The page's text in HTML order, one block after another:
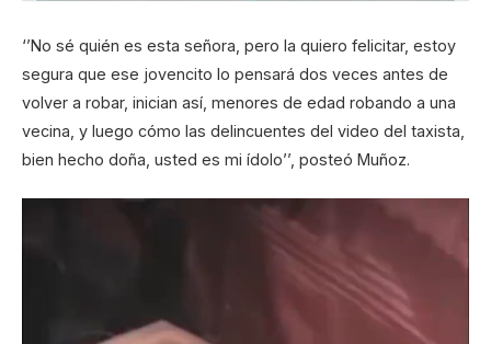
‘’No sé quién es esta señora, pero la quiero felicitar, estoy
segura que ese jovencito lo pensará dos veces antes de
volver a robar, inician así, menores de edad robando a una
vecina, y luego cómo las delincuentes del video del taxista,
bien hecho doña, usted es mi ídolo’’, posteó Muñoz.